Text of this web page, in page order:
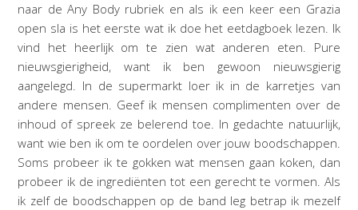
naar de Any Body rubriek en als ik een keer een Grazia
open sla is het eerste wat ik doe het eetdagboek lezen. Ik
vind het heerlijk om te zien wat anderen eten. Pure
nieuwsgierigheid, want ik ben gewoon nieuwsgierig
aangelegd. In de supermarkt loer ik in de karretjes van
andere mensen. Geef ik mensen complimenten over de
inhoud of spreek ze belerend toe. In gedachte natuurlijk,
want wie ben ik om te oordelen over jouw boodschappen.
Soms probeer ik te gokken wat mensen gaan koken, dan
probeer ik de ingrediënten tot een gerecht te vormen. Als
ik zelf de boodschappen op de band leg betrap ik mezelf